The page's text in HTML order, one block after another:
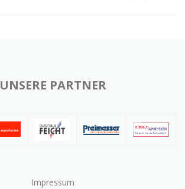
UNSERE PARTNER
Impressum